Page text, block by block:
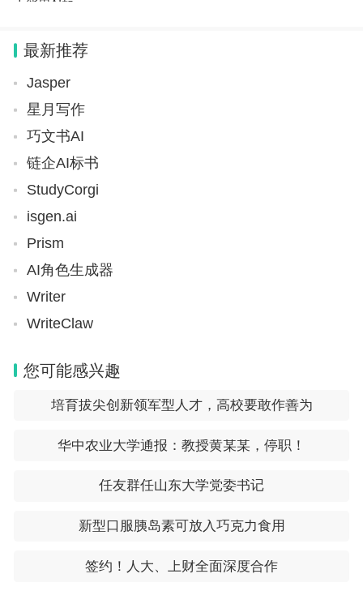
科、民办
15、昆山登云科技职业学院、江苏、苏州、专科、
民办
17、苏州百年职业学院、江苏、苏州、专科、中外
合作办学
以上就是小编为大家带来的内容了，想要了解更多相关信息，
请关注。
最新推荐
Jasper
星月写作
巧文书AI
链企AI标书
StudyCorgi
isgen.ai
Prism
AI角色生成器
Writer
WriteClaw
您可能感兴趣
培育拔尖创新领军型人才，高校要敢作善为
华中农业大学通报：教授黄某某，停职！
任友群任山东大学党委书记
新型口服胰岛素可放入巧克力食用
签约！人大、上财全面深度合作